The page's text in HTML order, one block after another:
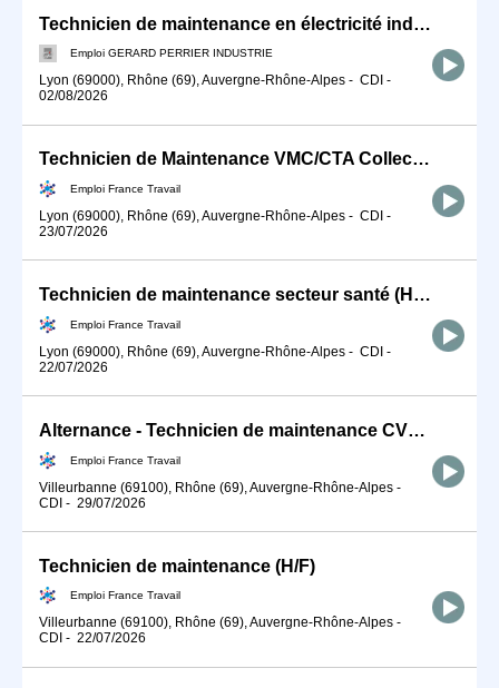
Technicien de maintenance en électricité industrielle (F/H)
Emploi GERARD PERRIER INDUSTRIE
Lyon (69000), Rhône (69), Auvergne-Rhône-Alpes - CDI -
02/08/2026
Technicien de Maintenance VMC/CTA Collective (H/F)
Emploi France Travail
Lyon (69000), Rhône (69), Auvergne-Rhône-Alpes - CDI -
23/07/2026
Technicien de maintenance secteur santé (H/F)
Emploi France Travail
Lyon (69000), Rhône (69), Auvergne-Rhône-Alpes - CDI -
22/07/2026
Alternance - Technicien de maintenance CVC - TSE (H/F)
Emploi France Travail
Villeurbanne (69100), Rhône (69), Auvergne-Rhône-Alpes -
CDI - 29/07/2026
Technicien de maintenance (H/F)
Emploi France Travail
Villeurbanne (69100), Rhône (69), Auvergne-Rhône-Alpes -
CDI - 22/07/2026